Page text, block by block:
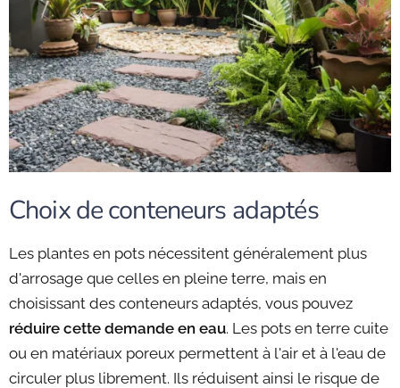
Choix de conteneurs adaptés
Les plantes en pots nécessitent généralement plus
d'arrosage que celles en pleine terre, mais en
choisissant des conteneurs adaptés, vous pouvez
réduire cette demande en eau. Les pots en terre cuite
ou en matériaux poreux permettent à l'air et à l'eau de
circuler plus librement. Ils réduisent ainsi le risque de